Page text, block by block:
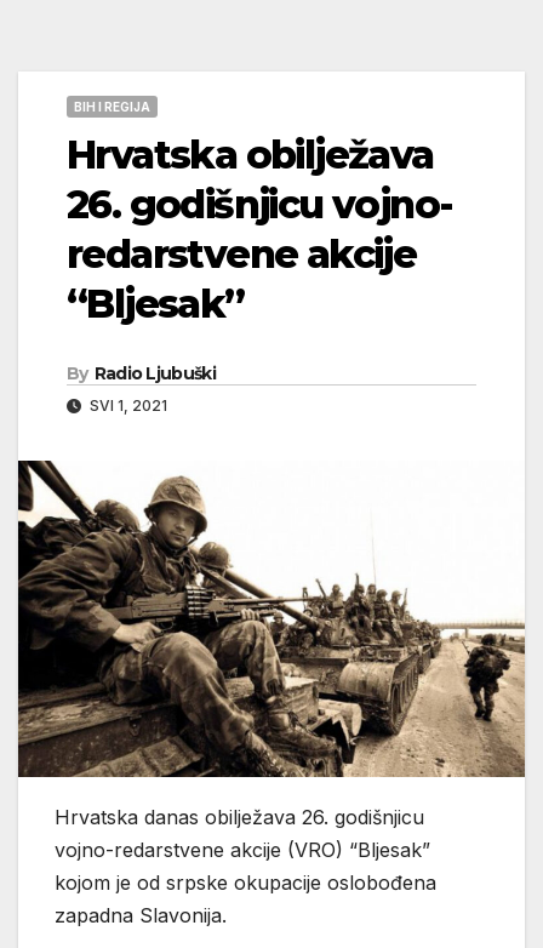
BIH I REGIJA
Hrvatska obilježava
26. godišnjicu vojno-
redarstvene akcije
“Bljesak”
By Radio Ljubuški
SVI 1, 2021
Hrvatska danas obilježava 26. godišnjicu
vojno-redarstvene akcije (VRO) “Bljesak”
kojom je od srpske okupacije oslobođena
zapadna Slavonija.